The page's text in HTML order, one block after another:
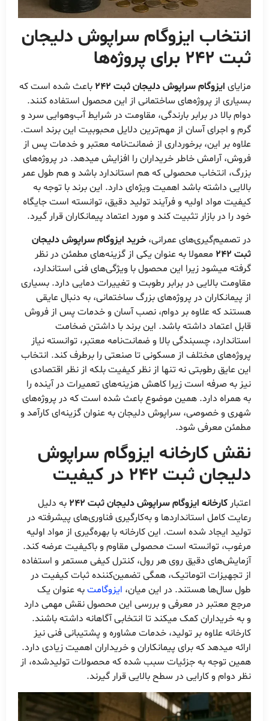
انتخاب ایزوگام سراپوش دلیجان
ثبت 242 برای پروژه‌ها
مزایای ایزوگام سراپوش دلیجان ثبت 242
باعث شده است که
بسیاری از پروژه‌های ساختمانی از این محصول استفاده کنند.
دوام بالا در برابر بارندگی، مقاومت در شرایط آب‌وهوایی سرد و
گرم و اجرای آسان از مهم‌ترین دلایل محبوبیت این برند است.
علاوه بر این، برخورداری از ضمانت‌نامه معتبر و خدمات پس از
فروش، آرامش خاطر خریداران را افزایش میدهد. در پروژه‌های
بزرگ، انتخاب محصولی که هم استاندارد باشد و هم طول عمر
بالایی داشته باشد اهمیت ویژه‌ای دارد. این برند با توجه به
کیفیت مواد اولیه و فرآیند تولید دقیق، توانسته است جایگاه
خود را در بازار تثبیت کند و مورد اعتماد پیمانکاران قرار گیرد.
در تصمیم‌گیری‌های عمرانی، خرید ایزوگام سراپوش دلیجان
ثبت 242
معمولا به عنوان یکی از گزینه‌های مطمئن در نظر
گرفته میشود زیرا این محصول با ویژگی‌های فنی استاندارد،
مقاومت بالایی در برابر رطوبت و تغییرات دمایی دارد. بسیاری
از پیمانکاران در پروژه‌های بزرگ ساختمانی، به دنبال عایقی
هستند که علاوه بر دوام، نصب آسان و خدمات پس از فروش
قابل اعتماد داشته باشد. این برند با داشتن ضخامت
استاندارد، چسبندگی بالا و ضمانت‌نامه معتبر، توانسته نیاز
پروژه‌های مختلف از مسکونی تا صنعتی را برطرف کند. انتخاب
این عایق رطوبتی نه تنها از نظر کیفیت بلکه از نظر اقتصادی
نیز به صرفه است زیرا کاهش هزینه‌های تعمیرات در آینده را
به همراه دارد. همین موضوع باعث شده است که در پروژه‌های
شهری و خصوصی، سراپوش دلیجان به عنوان گزینه‌ای کارآمد و
مطمئن معرفی شود.
نقش کارخانه ایزوگام سراپوش
دلیجان ثبت 242 در کیفیت
اعتبار کارخانه ایزوگام سراپوش دلیجان ثبت 242
به دلیل
رعایت کامل استانداردها و به‌کارگیری فناوری‌های پیشرفته در
تولید ایجاد شده است. این کارخانه با بهره‌گیری از مواد اولیه
مرغوب، توانسته است محصولی مقاوم و باکیفیت عرضه کند.
آزمایش‌های دقیق روی هر رول، کنترل کیفی مستمر و استفاده
از تجهیزات اتوماتیک، همگی تضمین‌کننده ثبات کیفیت در
طول سال‌ها هستند. در این میان، ایزوگامتبه عنوان یک
مرجع معتبر در معرفی و بررسی این محصول نقش مهمی دارد
و به خریداران کمک میکند تا انتخابی آگاهانه داشته باشند.
کارخانه علاوه بر تولید، خدمات مشاوره و پشتیبانی فنی نیز
ارائه میدهد که برای پیمانکاران و خریداران اهمیت زیادی دارد.
همین توجه به جزئیات سبب شده که محصولات تولیدشده، از
نظر دوام و کارایی در سطح بالایی قرار گیرند.